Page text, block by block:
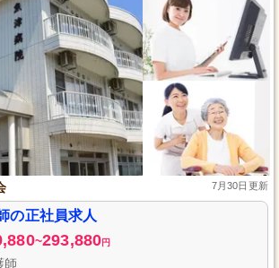
7月30日更新
の正社員求人
~293,880円
師